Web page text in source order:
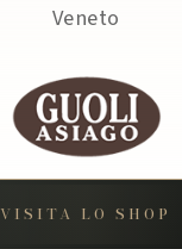
Veneto
VISITA LO SHOP